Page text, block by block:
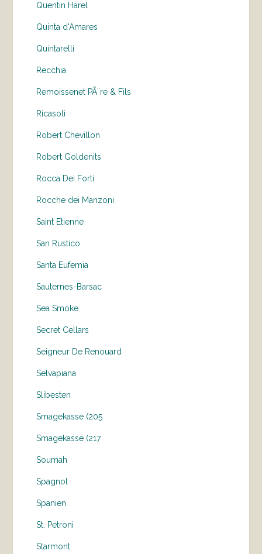
Quentin Harel
Quinta d'Amares
Quintarelli
Recchia
Remoissenet PÃ¨re & Fils
Ricasoli
Robert Chevillon
Robert Goldenits
Rocca Dei Forti
Rocche dei Manzoni
Saint Etienne
San Rustico
Santa Eufemia
Sauternes-Barsac
Sea Smoke
Secret Cellars
Seigneur De Renouard
Selvapiana
Slibesten
Smagekasse (205
Smagekasse (217
Soumah
Spagnol
Spanien
St. Petroni
Starmont